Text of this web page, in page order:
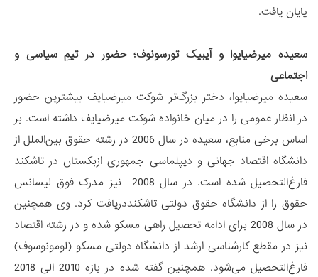
پایان یافت.
سعیده میرضیایوا و آیبیک تورسونوف؛ حضور در تیمِ سیاسی و
اجتماعی
سعیده میرضیایوا، دختر بزرگ‌تر شوکت میرضیایف بیشترین حضور
در انظار عمومی را در میان خانواده شوکت میرضیایف داشته است. بر
اساس برخی منابع، سعیده در سال 2006 در رشته حقوق بین‌الملل از
دانشگاه اقتصاد جهانی و دیپلماسی جمهوری ازبکستان در تاشکند
فارغ‌التحصیل شده است. در سال 2008 نیز مدرک فوق لیسانس
حقوق را از دانشگاه حقوق دولتی تاشکنددریافت کرد. وی همچنین
در سال 2008 برای ادامه تحصیل راهی مسکو شده و در رشته اقتصاد
نیز در مقطع کارشناسی ارشد از دانشگاه دولتی مسکو (لومونوسوف)
فارغ‌التحصیل می‌شود. همچنین گفته شده در بازه 2010 الی 2018